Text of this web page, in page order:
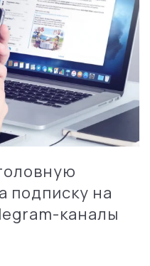
подписку на
каналы